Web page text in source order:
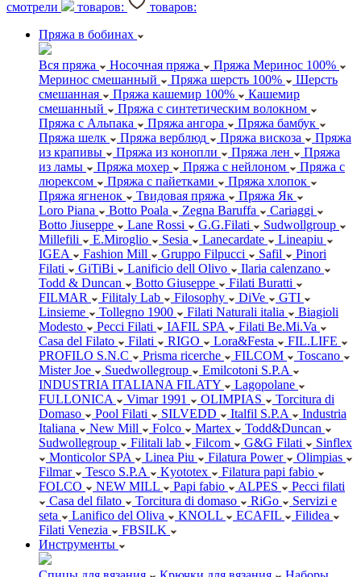
смотрели
товаров:
товаров:
Пряжа в бобинах
Вся пряжа Носочная пряжа
Пряжа Меринос 100%
Меринос смешанный
Пряжа шерсть 100%
Шерсть
смешанная
Пряжа кашемир 100%
Кашемир
смешанный
Пряжа с синтетическим волокном
Пряжа с Альпака
Пряжа ангора
Пряжа бамбук
Пряжа шелк
Пряжа верблюд Пряжа вискоза
Пряжа
из крапивы
Пряжа из конопли Пряжа лен
Пряжа
из ламы
Пряжа мохер Пряжа с нейлоном
Пряжа с
люрексом
Пряжа с пайетками
Пряжа хлопок
Пряжа ягненок
Твидовая пряжа
Пряжа Як
Loro Piana
Botto Poala Zegna Baruffa
Cariaggi
Botto Jiuseppe
Lane Rossi G.G.Filati
Sudwollgroup
Millefili
E.Miroglio Sesia Lanecardate
Lineapiu
IGEA
Fashion Mill Gruppo Filpucci Safil
Pinori
Filati
GiTiBi Lanificio dell Olivo
Ilaria calenzano
Todd & Duncan
Botto Giuseppe
Filati Buratti
FILMAR
Filitaly Lab Filosophy DiVe
GTI
Linsieme
Tollegno 1900 Filati Naturali italia
Biagioli
Modesto
Pecci Filati IAFIL SPA
Filati Be.Mi.Va
Casa del Filato
Filati RIGO Lora&Festa
FIL.LIFE
PROFILO S.N.C
Prisma ricerche FILCOM
Toscano
Mister Joe
Suedwollegroup
Emilcotoni S.P.A
INDUSTRIA ITALIANA FILATY
Lagopolane
FULLONICA
Vimar 1991 OLIMPIAS
Torcitura di
Domaso
Pool Filati SILVEDD Italfil S.P.A
Industria
Italiana
New Mill Folco Martex
Todd&Duncan
Sudwollegroup
Filitali lab Filcom G&G Filati
Sinflex
Monticolor SPA
Linea Piu Filatura Power
Olimpias
Filmar
Tesco S.P.A Kyototex
Filatura papi fabio
FOLCO
NEW MILL Papi fabio ALPES
Pecci filati
Casa del filato
Torcitura di domaso RiGo
Servizi e
seta
Lanifico del Oliva KNOLL ECAFIL
Filidea
Filati Venezia
FBSILK
Инструменты